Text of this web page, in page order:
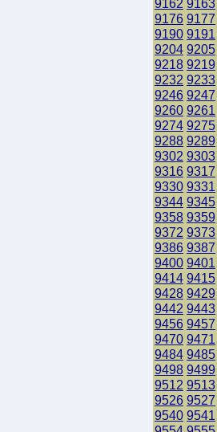
9162 9163
9176 9177
9190 9191
9204 9205
9218 9219
9232 9233
9246 9247
9260 9261
9274 9275
9288 9289
9302 9303
9316 9317
9330 9331
9344 9345
9358 9359
9372 9373
9386 9387
9400 9401
9414 9415
9428 9429
9442 9443
9456 9457
9470 9471
9484 9485
9498 9499
9512 9513
9526 9527
9540 9541